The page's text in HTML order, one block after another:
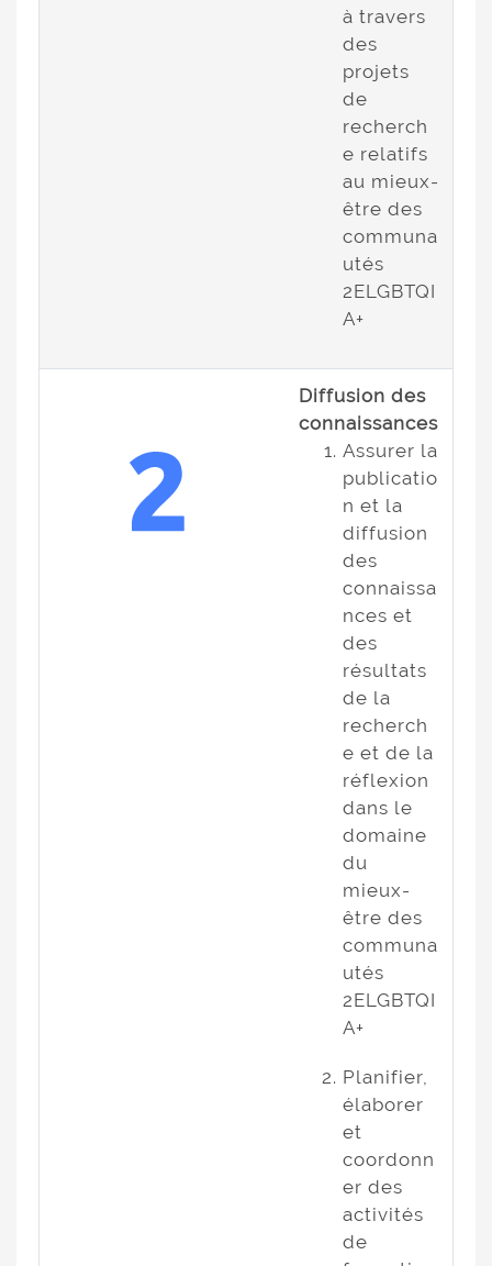
à travers
des
projets
de
recherch
e relatifs
au mieux-
être des
communa
utés
2ELGBTQI
A+
Diffusion des
connaissances
Assurer la
publicatio
n et la
diffusion
des
connaissa
nces et
des
résultats
de la
recherch
e et de la
réflexion
dans le
domaine
du
mieux-
être des
communa
utés
2ELGBTQI
A+
Planifier,
élaborer
et
coordonn
er des
activités
de